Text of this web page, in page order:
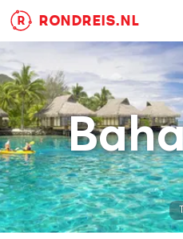
R RONDREIS.NL